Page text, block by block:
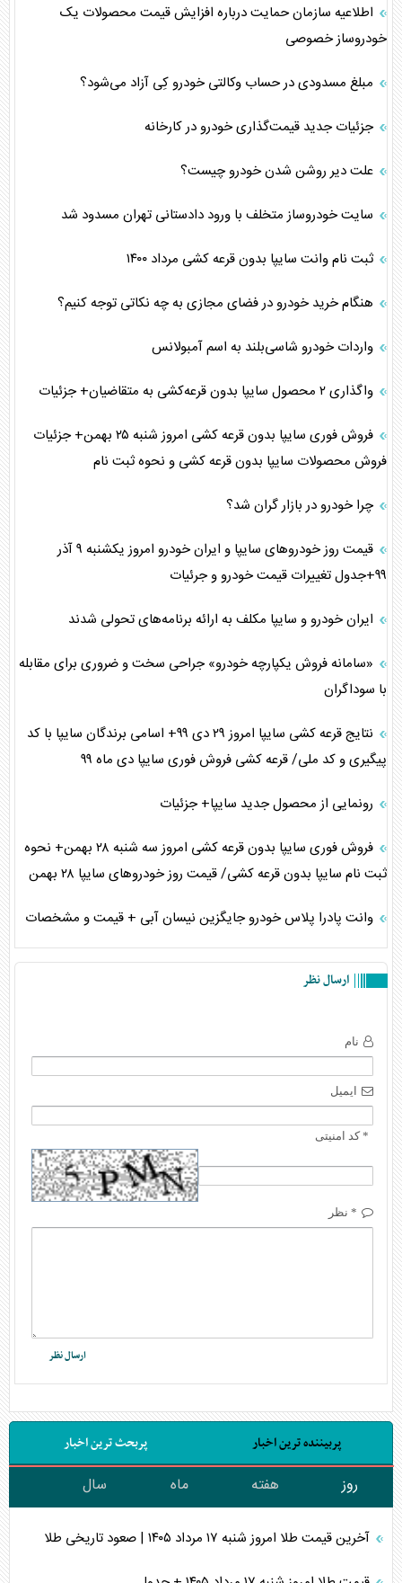
اطلاعیه سازمان حمایت درباره افزایش قیمت محصولات یک
خودروساز خصوصی
مبلغ مسدودی در حساب وکالتی خودرو کِی آزاد می‌شود؟
جزئیات جدید قیمت‌گذاری خودرو در کارخانه
علت دیر روشن شدن خودرو چیست؟
سایت خودروساز متخلف با ورود دادستانی تهران مسدود شد
ثبت نام وانت سایپا بدون قرعه کشی مرداد ۱۴۰۰
هنگام خرید خودرو در فضای مجازی به چه نکاتی توجه کنیم؟
واردات خودرو شاسی‌بلند به اسم آمبولانس
واگذاری ۲ محصول سایپا بدون قرعه‌کشی به متقاضیان+ جزئیات
فروش فوری سایپا بدون قرعه کشی امروز شنبه ۲۵ بهمن+ جزئیات
فروش محصولات سایپا بدون قرعه کشی و نحوه ثبت نام
چرا خودرو در بازار گران شد؟
قیمت روز خودرو‌های سایپا و ایران خودرو امروز یکشنبه ۹ آذر
۹۹+جدول تغییرات قیمت خودرو و جرئیات
ایران خودرو و سایپا مکلف به ارائه برنامه‌های تحولی شدند
«سامانه فروش یکپارچه خودرو» جراحی‌ سخت و ضروری‌ برای مقابله
با سوداگران‌
نتایج قرعه کشی سایپا امروز ۲۹ دی ۹۹+ اسامی برندگان سایپا با کد
پیگیری و کد ملی/ قرعه کشی فروش فوری سایپا دی ماه ۹۹
رونمایی از محصول جدید سایپا+ جزئیات
فروش فوری سایپا بدون قرعه کشی امروز سه شنبه ۲۸ بهمن+ نحوه
ثبت نام سایپا بدون قرعه کشی/ قیمت روز خودرو‌های سایپا ۲۸ بهمن
وانت پادرا پلاس خودرو جایگزین نیسان آبی + قیمت و مشخصات
ارسال نظر
نام
ایمیل
* کد امنیتی
* نظر
پربیننده ترین اخبار پربحث ترین اخبار
روز هفته ماه سال
آخرین قیمت طلا امروز شنبه ۱۷ مرداد ۱۴۰۵ | صعود تاریخی طلا